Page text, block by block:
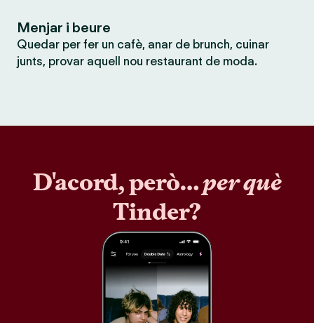
Menjar i beure
Quedar per fer un cafè, anar de brunch, cuinar
junts, provar aquell nou restaurant de moda.
D'acord, però…per què
Tinder?